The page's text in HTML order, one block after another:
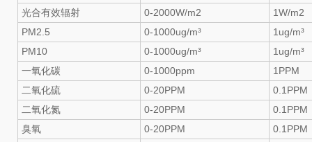
光合有效辐射
0-2000W/m2
1W/m2
PM2.5
0-1000ug/m³
1ug/m³
PM10
0-1000ug/m³
1ug/m³
一氧化碳
0-1000ppm
1PPM
二氧化硫
0-20PPM
0.1PPM
二氧化氮
0-20PPM
0.1PPM
臭氧
0-20PPM
0.1PPM